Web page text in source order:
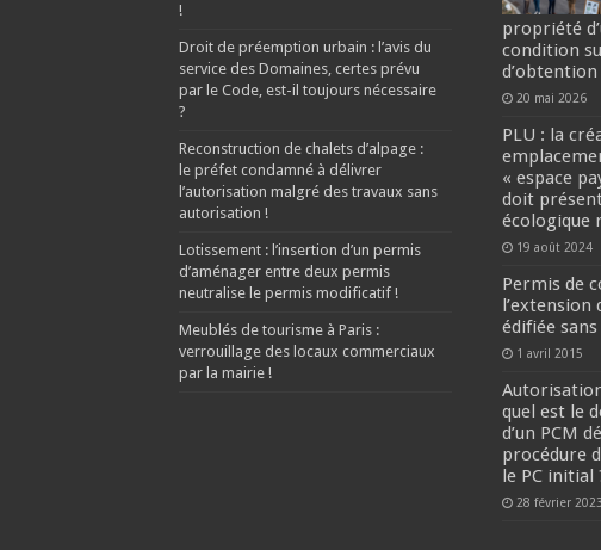
!
Droit de préemption urbain : l’avis du
service des Domaines, certes prévu
par le Code, est-il toujours nécessaire
?
Reconstruction de chalets d’alpage :
le préfet condamné à délivrer
l’autorisation malgré des travaux sans
autorisation !
Lotissement : l’insertion d’un permis
d’aménager entre deux permis
neutralise le permis modificatif !
Meublés de tourisme à Paris :
verrouillage des locaux commerciaux
par la mairie !
propriété
condition
d’obtention
20 mai 2026
PLU : la
« espace
doit
écologique
19 août 2024
Permis de
l’extension
édifiée
1 avril 2015
quel est le
d’un PCM
procédure
le PC initial
28 février 2023